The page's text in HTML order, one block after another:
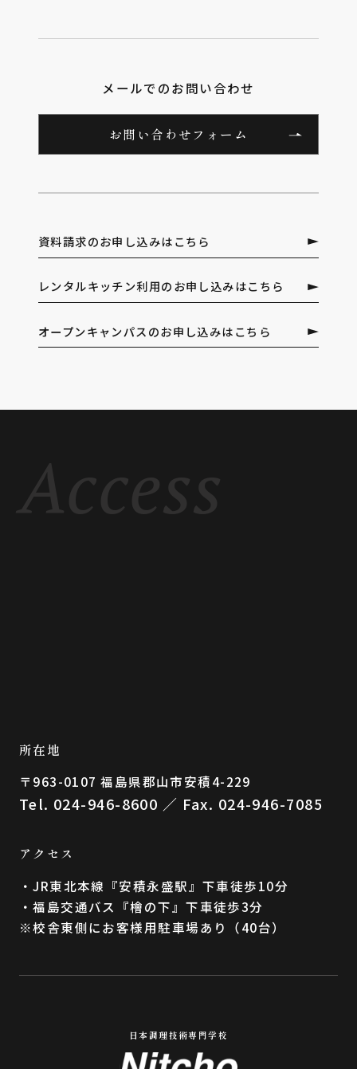
メールでのお問い合わせ
お問い合わせフォーム
資料請求のお申し込みはこちら
レンタルキッチン利用のお申し込みはこちら
オープンキャンパスのお申し込みはこちら
Access
所在地
〒963-0107 福島県郡⼭市安積4-229
Tel. 024-946-8600 ／ Fax. 024-946-7085
アクセス
・JR東北本線『安積永盛駅』下車徒歩10分
・福島交通バス『檜の下』下車徒歩3分
※校舎東側にお客様用駐車場あり（40台）
日本調理技術専門学校